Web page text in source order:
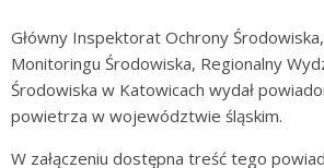
Główny Inspektorat Ochrony
Monitoringu Środowiska, Regionalny
Środowiska w Katowicach wydał
powietrza w województwie śląskim.
W załączeniu dostępna treść tego